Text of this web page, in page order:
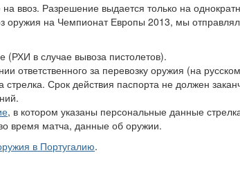
ввоз. Разрешение выдается только на
оружия на Чемпионат Европы 2013, мы
(РХИ в случае вывоза пистолетов).
ответственного за перевозку оружия (на
стрелка. Срок действия паспорта не должен
, в котором указаны персональные данные
время матча, данные об оружии.
в Португалию.